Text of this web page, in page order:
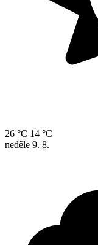
26 °C 14 °C
neděle 9. 8.